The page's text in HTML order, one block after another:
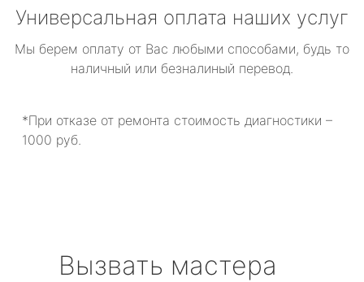
Универсальная оплата наших услуг
Мы берем оплату от Вас любыми способами, будь то
наличный или безналиный перевод.
*При отказе от ремонта стоимость диагностики –
1000 руб.
Вызвать мастера